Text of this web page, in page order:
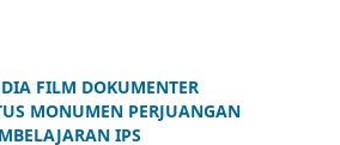
FILM DOKUMENTER
MONUMEN PERJUANGAN
IPS